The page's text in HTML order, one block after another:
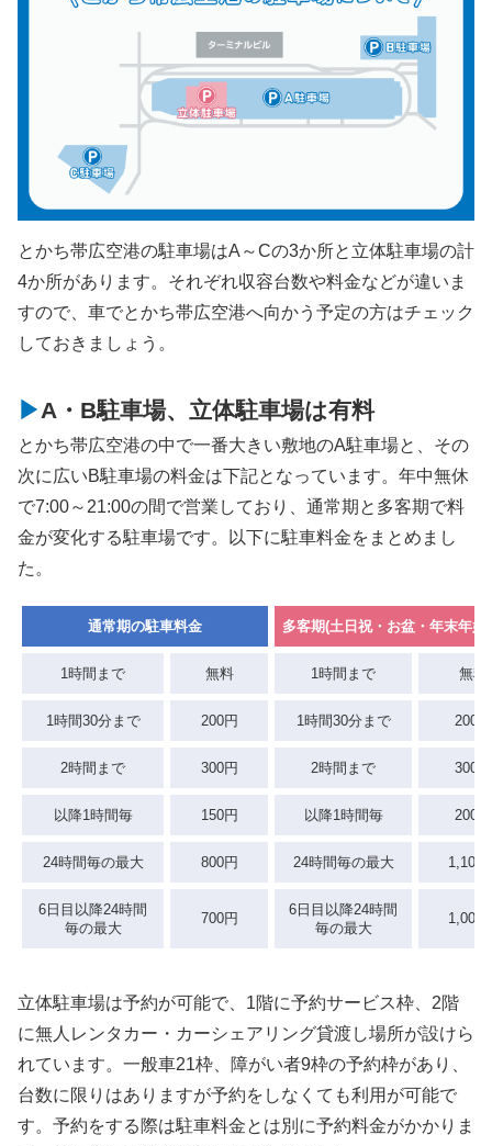
とかち帯広空港の駐車場はA～Cの3か所と立体駐車場の計
4か所があります。それぞれ収容台数や料金などが違いま
すので、車でとかち帯広空港へ向かう予定の方はチェック
しておきましょう。
A・B駐車場、立体駐車場は有料
とかち帯広空港の中で一番大きい敷地のA駐車場と、その
次に広いB駐車場の料金は下記となっています。年中無休
で7:00～21:00の間で営業しており、通常期と多客期で料
金が変化する駐車場です。以下に駐車料金をまとめまし
た。
通常期の駐車料金 多客期(土日祝・お盆・年末年始
1時間まで 無料 1時間まで 無料
1時間30分まで 200円 1時間30分まで 200円
2時間まで 300円 2時間まで 300円
以降1時間毎 150円 以降1時間毎 200円
24時間毎の最大 800円 24時間毎の最大 1,100
6日目以降24時間
毎の最大
700円
6日目以降24時間
毎の最大
1,000
立体駐車場は予約が可能で、1階に予約サービス枠、2階
に無人レンタカー・カーシェアリング貸渡し場所が設けら
れています。一般車21枠、障がい者9枠の予約枠があり、
台数に限りはありますが予約をしなくても利用が可能で
す。予約をする際は駐車料金とは別に予約料金がかかりま